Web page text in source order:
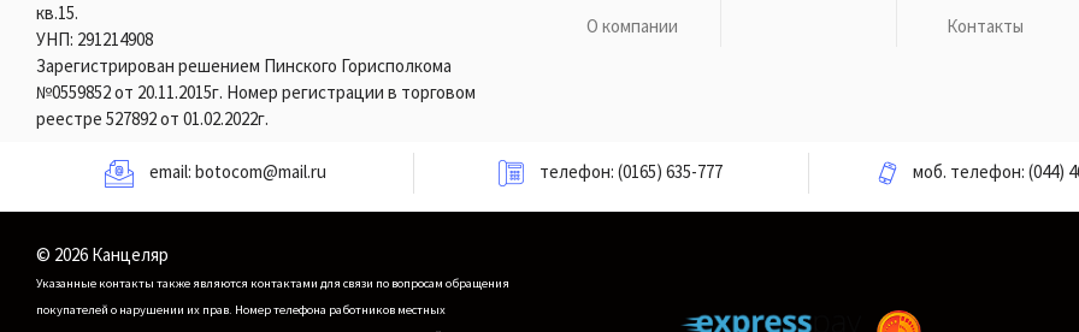
кв.15.
УНП: 291214908
Зарегистрирован решением Пинского Горисполкома
№0559852 от 20.11.2015г. Номер регистрации в торговом
реестре 527892 от 01.02.2022г.
О компании
Контакты
email: botocom@mail.ru телефон:(0165) 635-777 моб. телефон:(044)
© 2026 Канцеляр
Указанные контакты также являются контактами для связи по вопросам обращения
покупателей о нарушении их прав. Номер телефона работников местных